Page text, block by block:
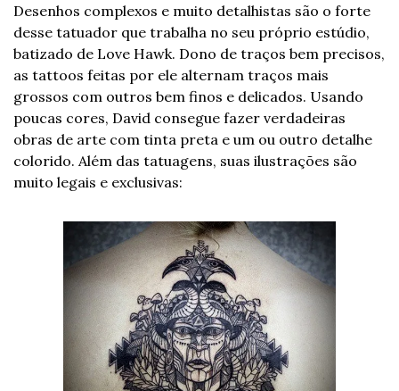
Desenhos complexos e muito detalhistas são o forte
desse tatuador que trabalha no seu próprio estúdio,
batizado de Love Hawk. Dono de traços bem precisos,
as tattoos feitas por ele alternam traços mais
grossos com outros bem finos e delicados. Usando
poucas cores, David consegue fazer verdadeiras
obras de arte com tinta preta e um ou outro detalhe
colorido. Além das tatuagens, suas ilustrações são
muito legais e exclusivas: